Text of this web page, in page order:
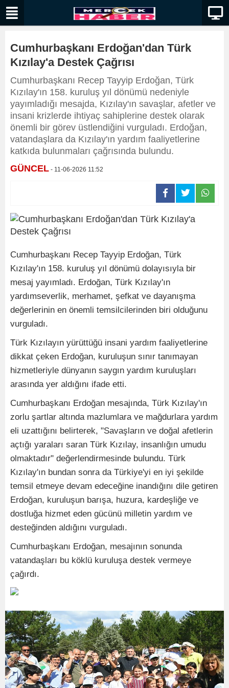
Cumhurbaşkanı Erdoğan'dan Türk
Kızılay'a Destek Çağrısı
Cumhurbaşkanı Recep Tayyip Erdoğan, Türk
Kızılay'ın 158. kuruluş yıl dönümü nedeniyle
yayımladığı mesajda, Kızılay'ın savaşlar, afetler ve
insani krizlerde ihtiyaç sahiplerine destek olarak
önemli bir görev üstlendiğini vurguladı. Erdoğan,
vatandaşlara da Kızılay'ın yardım faaliyetlerine
katkıda bulunmaları çağrısında bulundu.
GÜNCEL - 11-06-2026 11:52
Cumhurbaşkanı Recep Tayyip Erdoğan, Türk
Kızılay'ın 158. kuruluş yıl dönümü dolayısıyla bir
mesaj yayımladı. Erdoğan, Türk Kızılay'ın
yardımseverlik, merhamet, şefkat ve dayanışma
değerlerinin en önemli temsilcilerinden biri olduğunu
vurguladı.
Türk Kızılayın yürüttüğü insani yardım faaliyetlerine
dikkat çeken Erdoğan, kuruluşun sınır tanımayan
hizmetleriyle dünyanın saygın yardım kuruluşları
arasında yer aldığını ifade etti.
Cumhurbaşkanı Erdoğan mesajında, Türk Kızılay'ın
zorlu şartlar altında mazlumlara ve mağdurlara yardım
eli uzattığını belirterek, "Savaşların ve doğal afetlerin
açtığı yaraları saran Türk Kızılay, insanlığın umudu
olmaktadır" değerlendirmesinde bulundu. Türk
Kızılay'ın bundan sonra da Türkiye'yi en iyi şekilde
temsil etmeye devam edeceğine inandığını dile getiren
Erdoğan, kuruluşun barışa, huzura, kardeşliğe ve
dostluğa hizmet eden gücünü milletin yardım ve
desteğinden aldığını vurguladı.
Cumhurbaşkanı Erdoğan, mesajının sonunda
vatandaşları bu köklü kuruluşa destek vermeye
çağırdı.